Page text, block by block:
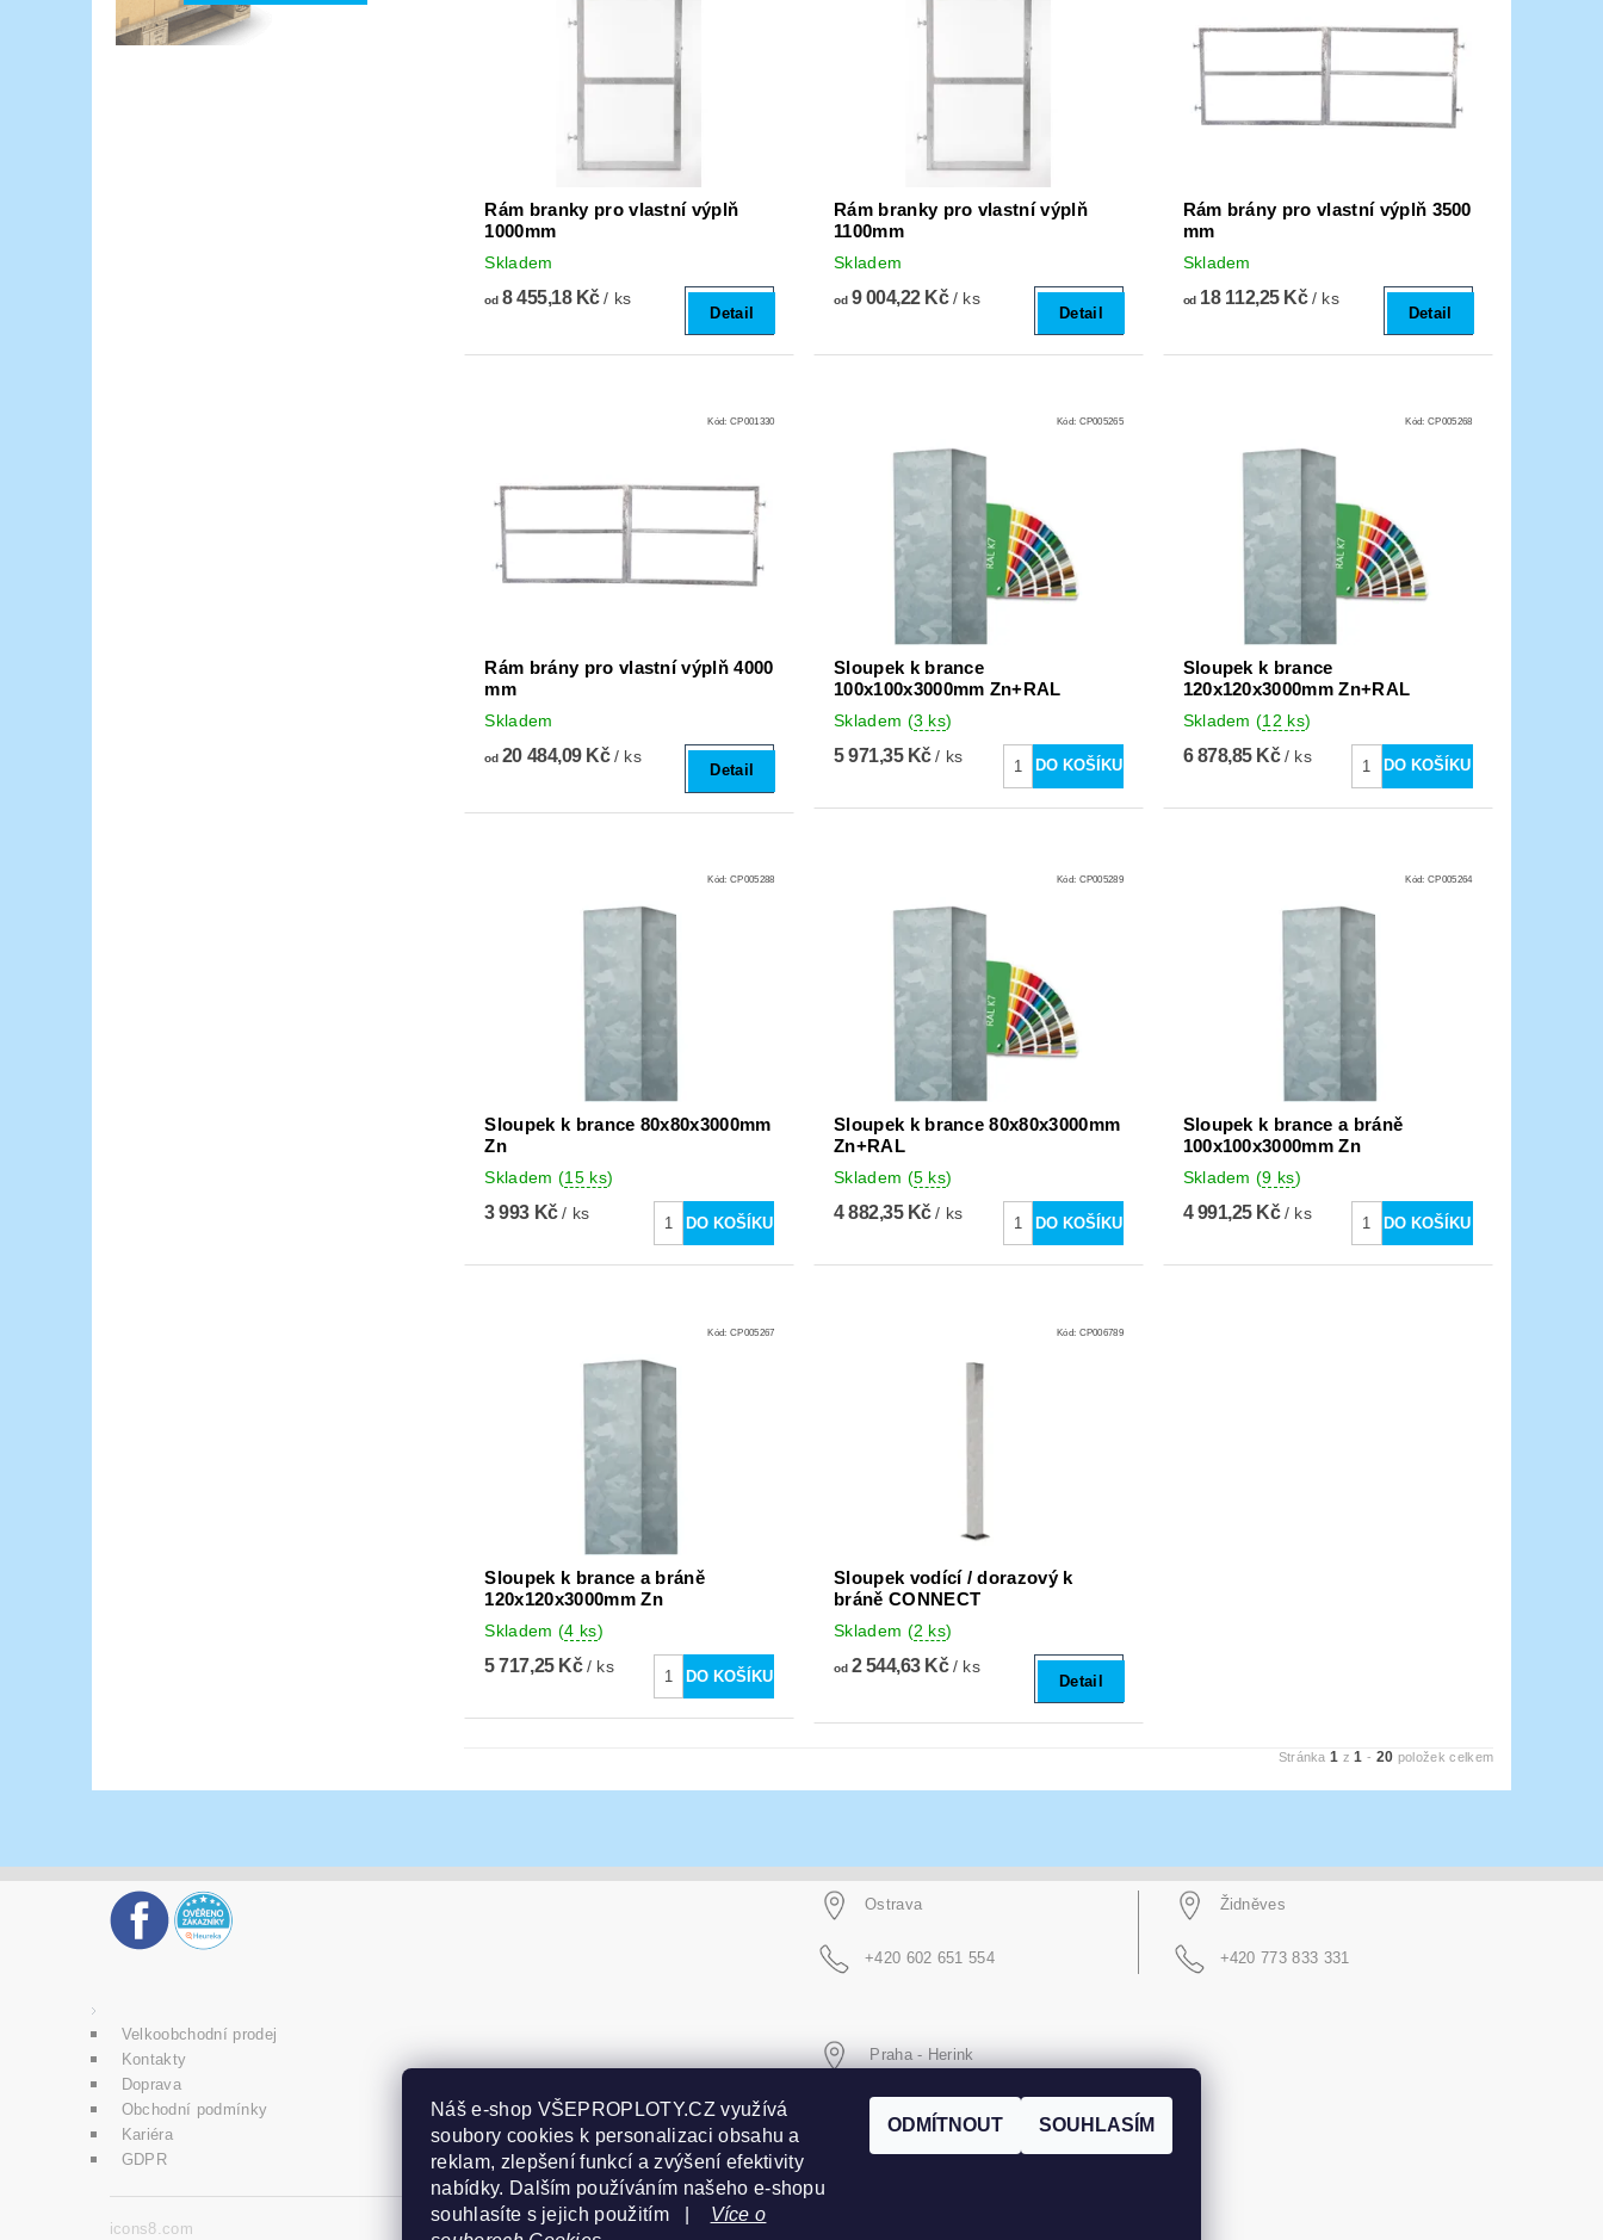
Rám branky pro vlastní výplň
1000mm
Skladem
od8 455,18 Kč/ ks
Detail
Rám branky pro vlastní výplň
1100mm
Skladem
od9 004,22 Kč/ ks
Detail
Rám brány pro vlastní výplň 3500
mm
Skladem
od18 112,25 Kč/ ks
Detail
Kód: CP001330
Rám brány pro vlastní výplň 4000
mm
Skladem
od20 484,09 Kč/ ks
Detail
Kód: CP005265
Sloupek k brance
100x100x3000mm Zn+RAL
Skladem (3 ks)
5 971,35 Kč/ ks
Kód:CP005268
Sloupek k brance
120x120x3000mm Zn+RAL
Skladem(12 ks)
6 878,85 Kč/ ks
Kód: CP005288
Sloupek k brance 80x80x3000mm
Zn
Skladem (15 ks)
3 993 Kč/ ks
Kód: CP005289
Sloupek k brance 80x80x3000mm
Zn+RAL
Skladem (5 ks)
4 882,35 Kč/ ks
Kód:CP005264
Sloupek k brance a bráně
100x100x3000mm Zn
Skladem(9 ks)
4 991,25 Kč/ ks
Kód: CP005267
Sloupek k brance a bráně
120x120x3000mm Zn
Skladem (4 ks)
5 717,25 Kč/ ks
Kód: CP006789
Sloupek vodící / dorazový k
bráně CONNECT
Skladem (2 ks)
od2 544,63 Kč/ ks
Detail
Stránka1 z1 - 20 položek celkem
Ostrava
+420 602 651 554
Židněves
+420 773 833 331
Velkoobchodní prodej
Kontakty
Doprava
Obchodní podmínky
Kariéra
GDPR
icons8.com
Praha - Herink
+420 606 020 266
Náš e-shop VŠEPROPLOTY.CZ využívá
soubory cookies k personalizaci obsahu a
reklam, zlepšení funkcí a zvýšení efektivity
nabídky. Dalším používáním našeho e-shopu
souhlasíte s jejich použitím | Více o
ODMÍTNOUT SOUHLASÍM